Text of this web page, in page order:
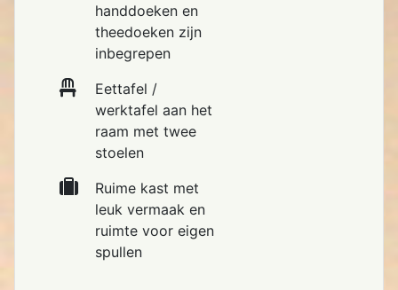
handdoeken en
theedoeken zijn
inbegrepen
Eettafel /
werktafel aan het
raam met twee
stoelen
Ruime kast met
leuk vermaak en
ruimte voor eigen
spullen